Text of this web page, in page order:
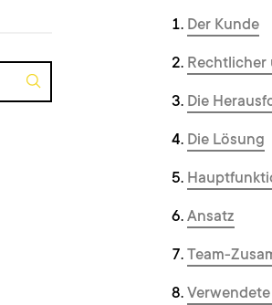
Der Kunde
Die
Die Lösung
Ansatz
Team-